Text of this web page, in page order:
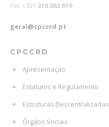
Tel: +351 218 882 619
geral@cpccrd.pt
CPCCRD
Apresentação
Estatutos e Regulamento
Estruturas Descentralizadas
Órgãos Sociais